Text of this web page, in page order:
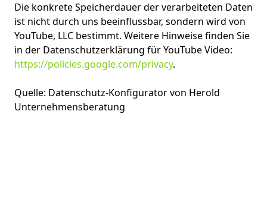
Die konkrete Speicherdauer der verarbeiteten Daten
ist nicht durch uns beeinflussbar, sondern wird von
YouTube, LLC bestimmt. Weitere Hinweise finden Sie
in der Datenschutzerklärung für YouTube Video:
https://policies.google.com/privacy.
Quelle: Datenschutz-Konfigurator von Herold
Unternehmensberatung